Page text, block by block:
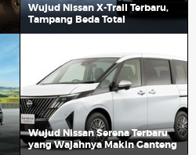
Wujud Nissan X-Trail Terbaru,
Tampang Beda Total
Wujud Nissan Serena Terbaru
yang Wajahnya Makin Ganteng